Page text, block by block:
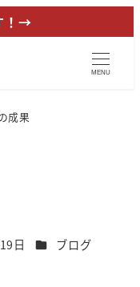
！→
MENU
成果
日 カテゴリー
ブログ